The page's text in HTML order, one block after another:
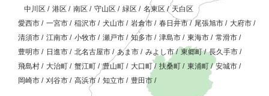
中川区 / 港区 / 南区 / 守山区 / 緑区 / 名東区 / 天白区
愛西市 / 一宮市 / 稲沢市 / 犬山市 / 岩倉市 / 春日井市/ 尾張旭市 / 大府市 /
清須市 / 江南市 / 小牧市 / 瀬戸市 / 知多市 / 津島市 / 東海市 / 常滑市 /
豊明市 / 日進市 / 北名古屋市 / あま市 / みよし市/ 東郷町/ 長久手市 /
飛島村 / 大治町 / 蟹江町 / 豊山町 / 大口町/ 扶桑町 / 東浦町 / 安城市 /
岡崎市 / 刈谷市 / 高浜市 / 知立市 / 豊田市 /